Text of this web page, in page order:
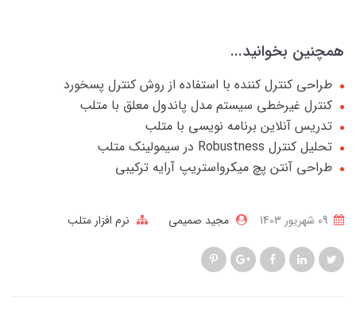
همچنین بخوانید...
طراحی کنترل کننده با استفاده از روش کنترل پسخورد
کنترل غیرخطی سیستم مدل پاندول معلق با متلب
تدریس آنلاین برنامه نویسی با متلب
تحلیل کنترل Robustness در سیمولینک متلب
طراحی آنتن پچ میکرواستریپ آرایه ترکیبی
مجید صمیمی نرم افزار متلب